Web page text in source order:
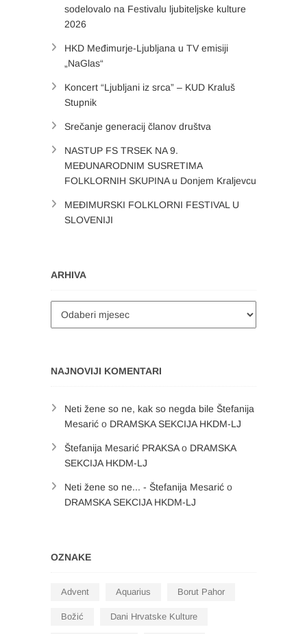
sodelovalo na Festivalu ljubiteljske kulture
2026
HKD Međimurje-Ljubljana u TV emisiji
„NaGlas“
Koncert “Ljubljani iz srca” – KUD Kraluš
Stupnik
Srečanje generacij članov društva
NASTUP FS TRSEK NA 9.
MEĐUNARODNIM SUSRETIMA
FOLKLORNIH SKUPINA u Donjem Kraljevcu
MEĐIMURSKI FOLKLORNI FESTIVAL U
SLOVENIJI
ARHIVA
NAJNOVIJI KOMENTARI
Neti žene so ne, kak so negda bile Štefanija
Mesarić o DRAMSKA SEKCIJA HKDM-LJ
Štefanija Mesarić PRAKSAo DRAMSKA
SEKCIJA HKDM-LJ
Neti žene so ne... - Štefanija Mesarić o
DRAMSKA SEKCIJA HKDM-LJ
OZNAKE
Advent Aquarius Borut Pahor
Božić Dani Hrvatske Kulture